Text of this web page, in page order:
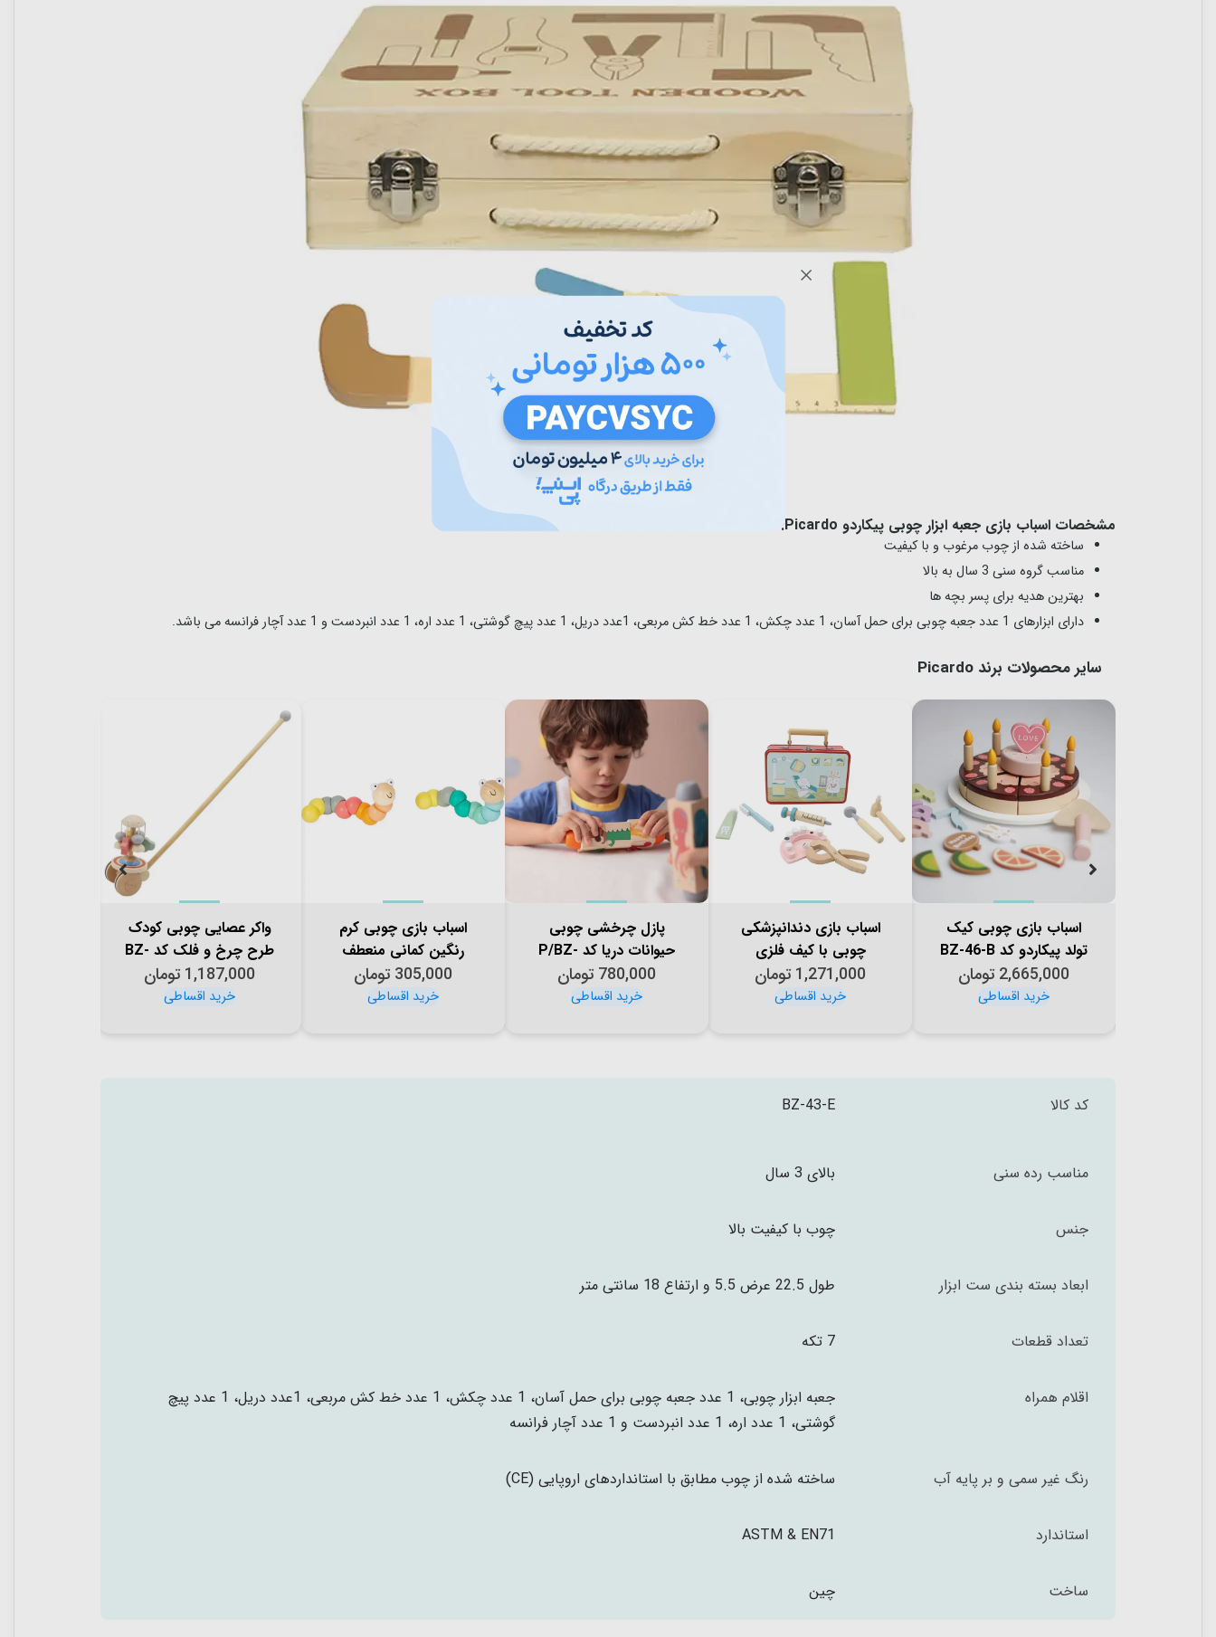
مشخصات اسباب بازی جعبه ابزار چوبی پیکاردو Picardo:
ساخته شده از چوب مرغوب و با کیفیت
مناسب گروه سنی 3 سال به بالا
بهترین هدیه برای پسر بچه ها
دارای ابزارهای 1 عدد جعبه چوبی برای حمل آسان، 1 عدد چکش، 1 عدد خط کش مربعی، 1عدد دریل، 1 عدد پیچ گوشتی، 1 عدد اره، 1 عدد انبردست و 1 عدد آچار فرانسه می باشد.
سایر محصولات برند Picardo
اسباب بازی چوبی کیک
تولد پیکاردو کد BZ-46-B
2,665,000 تومان
اسباب بازی دندانپزشکی
چوبی با کیف فلزی
پیکاردو کد KZ-20
1,271,000 تومان
پازل چرخشی چوبی
حیوانات دریا کد P/BZ-
40-A/B
780,000 تومان
اسباب بازی چوبی کرم
رنگین کمانی منعطف
پاستلی کد BZ-07-D
305,000 تومان
واکر عصایی چوبی کودک
طرح چرخ و فلک کد BZ-
18-G
1,187,000 تومان
کد کالا BZ-43-E
مناسب رده سنی بالای 3 سال
جنس چوب با کیفیت بالا
ابعاد بسته بندی ست ابزار طول 22.5 عرض 5.5 و ارتفاع 18 سانتی متر
تعداد قطعات 7 تکه
اقلام همراه
جعبه ابزار چوبی، 1 عدد جعبه چوبی برای حمل آسان، 1 عدد چکش، 1 عدد خط کش مربعی، 1عدد دریل، 1 عدد پیچ
گوشتی، 1 عدد اره، 1 عدد انبردست و 1 عدد آچار فرانسه
رنگ غیر سمی و بر پایه آب ساخته شده از چوب مطابق با استانداردهای اروپایی (CE)
استاندارد ASTM & EN71
ساخت چین